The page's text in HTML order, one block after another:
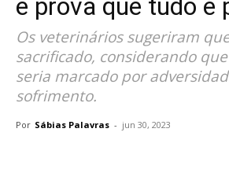
e prova que tudo é
Os veterinários sugeriram
sacrificado, considerando
seria marcado por
sofrimento.
Por Sábias Palavras - jun 30, 2023